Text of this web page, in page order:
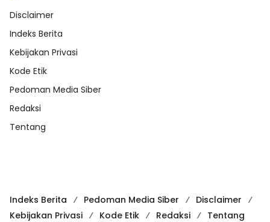
Disclaimer
Indeks Berita
Kebijakan Privasi
Kode Etik
Pedoman Media Siber
Redaksi
Tentang
Indeks Berita Pedoman Media Siber
Disclaimer
Kebijakan Privasi
Kode Etik Redaksi
Tentang